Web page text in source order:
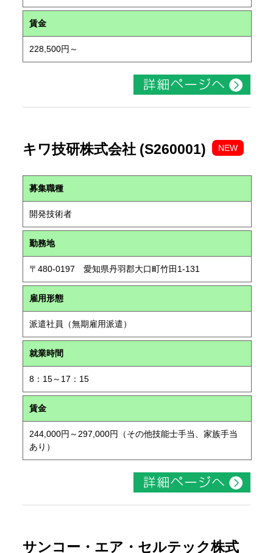
賃金
228,500円～
キワ技研株式会社 (S260001) NEW
募集職種
開発技術者
勤務地
〒480-0197 愛知県丹羽郡大口町竹田1-131
雇用形態
派遣社員（無期雇用派遣）
就業時間
8：15～17：15
賃金
244,000円～297,000円（その他技能士手当、家族手当
あり）
サンコー・エア・セルテック株式